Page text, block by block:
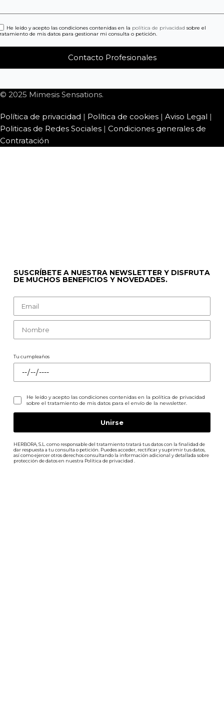
He leído y acepto las condiciones contenidas en la política de privacidad sobre el
de mis datos para gestionar mi consulta o petición.
© 2025 Mimesis Sensations.
Política de privacidad | Política de cookies | Aviso Legal |
Politicas de Redes Sociales | Condiciones generales de
Contratación
SUSCRÍBETE A NUESTRA NEWSLETTER Y DISFRUTA
DE MUCHOS BENEFICIOS Y NOVEDADES.
Tu cumpleaños
He leído y acepto las condiciones contenidas en la política de privacidad
sobre el tratamiento de mis datos para el envío de la newsletter.
HERBORA, S.L. como responsable del tratamiento tratará tus datos con la finalidad de
dar respuesta a tu consulta o petición. Puedes acceder, rectificar y suprimir tus datos,
así como ejercer otros derechos consultando la información adicional y detallada sobre
protección de datos en nuestra Política de privacidad